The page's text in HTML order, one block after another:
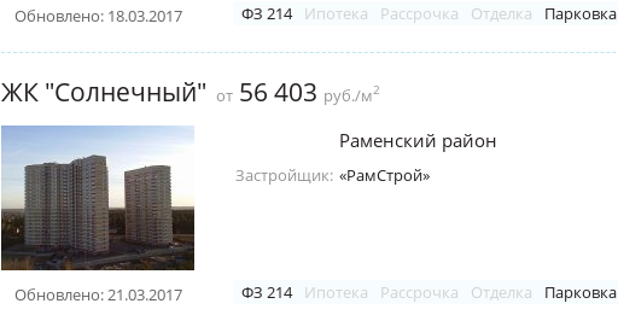
Обновлено: 18.03.2017 ФЗ 214 Ипотека Рассрочка Отделка Парковка
ЖК "Солнечный" от 56 403 руб./м2
Обновлено: 21.03.2017
Раменский район
Застройщик: «РамСтрой»
ФЗ 214 Ипотека Рассрочка Отделка Парковка